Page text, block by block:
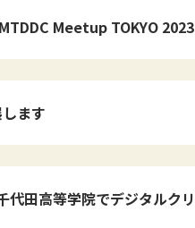
Meetup TOKYO 2023
ます
代田高等学院でデジタルク